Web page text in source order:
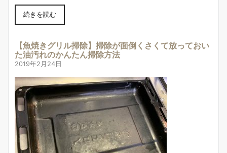
続きを読む
【魚焼きグリル掃除】掃除が面倒くさくて放っておい
た油汚れのかんたん掃除方法
2019年2月24日